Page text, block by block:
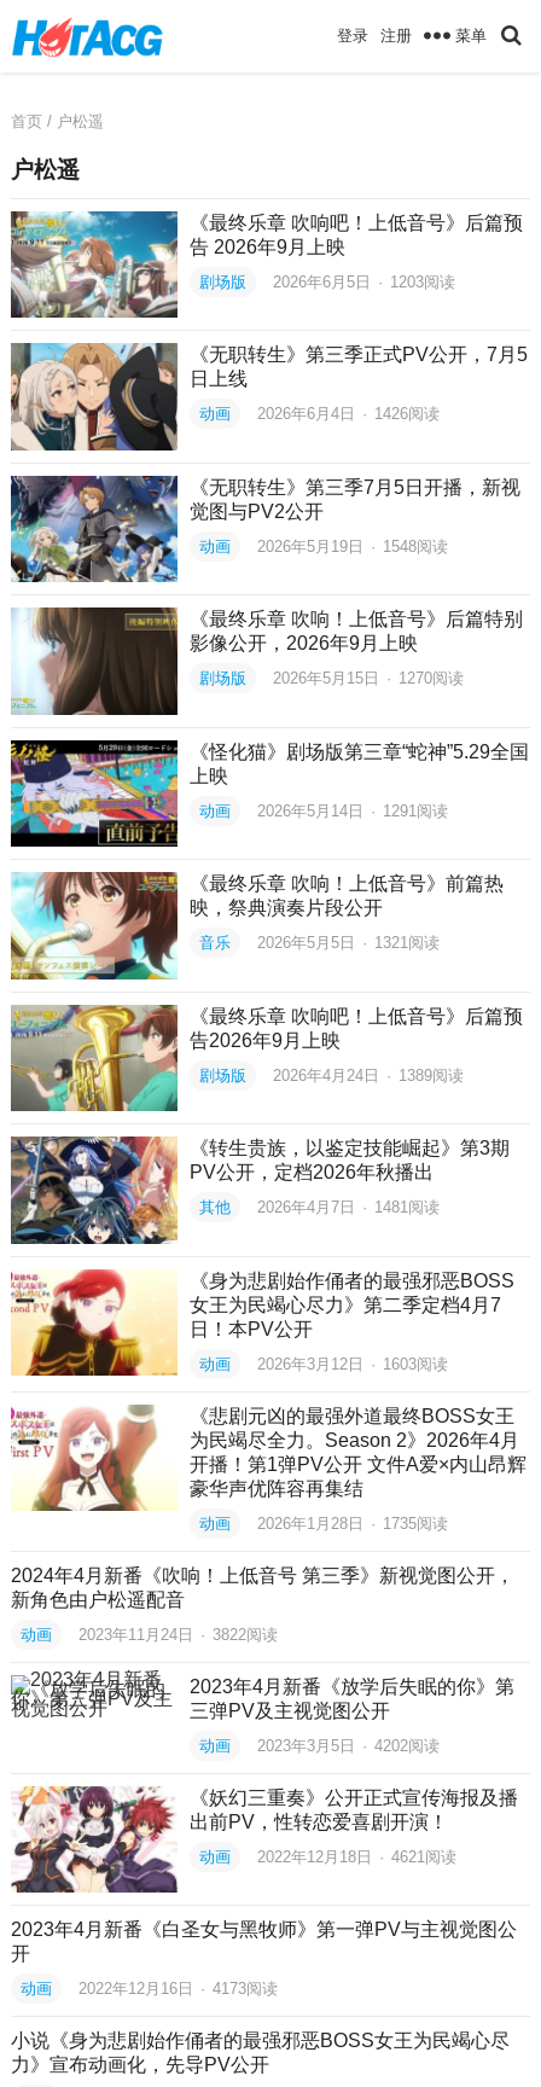
登录 注册 菜单
首页/ 户松遥
户松遥
《最终乐章 吹响吧！上低音号》后篇预
告 2026年9月上映
剧场版 2026年6月5日 · 1203阅读
《无职转生》第三季正式PV公开，7月5
日上线
动画 2026年6月4日 · 1426阅读
《无职转生》第三季7月5日开播，新视
觉图与PV2公开
动画 2026年5月19日 · 1548阅读
《最终乐章 吹响！上低音号》后篇特别
影像公开，2026年9月上映
剧场版 2026年5月15日 · 1270阅读
《怪化猫》剧场版第三章“蛇神”5.29全国
上映
动画 2026年5月14日 · 1291 阅读
《最终乐章 吹响！上低音号》前篇热
映，祭典演奏片段公开
音乐 2026年5月5日 · 1321阅读
《最终乐章 吹响吧！上低音号》后篇预
告2026年9月上映
剧场版 2026年4月24日 · 1389阅读
《转生贵族，以鉴定技能崛起》第3期
PV公开，定档2026年秋播出
其他 2026年4月7日 · 1481阅读
《身为悲剧始作俑者的最强邪恶BOSS
女王为民竭心尽力》第二季定档4月7
日！本PV公开
动画 2026年3月12日 · 1603阅读
《悲剧元凶的最强外道最终BOSS女王
为民竭尽全力。Season 2》2026年4月
开播！第1弹PV公开 文件A爱×内山昂辉
豪华声优阵容再集结
动画 2026年1月28日 · 1735阅读
2024年4月新番《吹响！上低音号 第三季》新视觉图公开，
新角色由户松遥配音
动画 2023年11月24日 · 3822阅读
2023年4月新番《放学后失眠的你》第
三弹PV及主视觉图公开
动画 2023年3月5日 · 4202阅读
《妖幻三重奏》公开正式宣传海报及播
出前PV，性转恋爱喜剧开演！
动画 2022年12月18日 · 4621 阅读
2023年4月新番《白圣女与黑牧师》第一弹PV与主视觉图公
开
动画 2022年12月16日 · 4173阅读
小说《身为悲剧始作俑者的最强邪恶BOSS女王为民竭心尽
力》宣布动画化，先导PV公开